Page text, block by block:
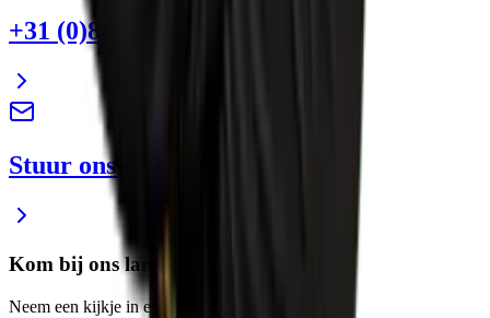
+31 (0)88 13 43 600
Stuur ons een e-mail
Kom bij ons langs
Neem een kijkje in een van onze showrooms